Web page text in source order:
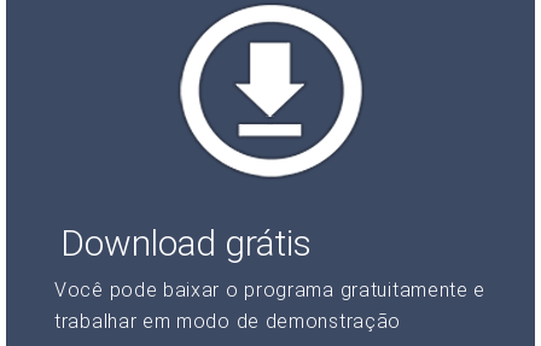
Download grátis
Você pode baixar o programa gratuitamente e
trabalhar em modo de demonstração